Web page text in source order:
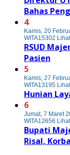
Bahas
4
Kamis, 20
WITA15302 Lihat
RSUD
Pasien
5
Kamis, 27
WITA13195 Lihat
Hunian
6
Jumat, 7 Maret
WITA12656 Lihat
Bupati
Risal,